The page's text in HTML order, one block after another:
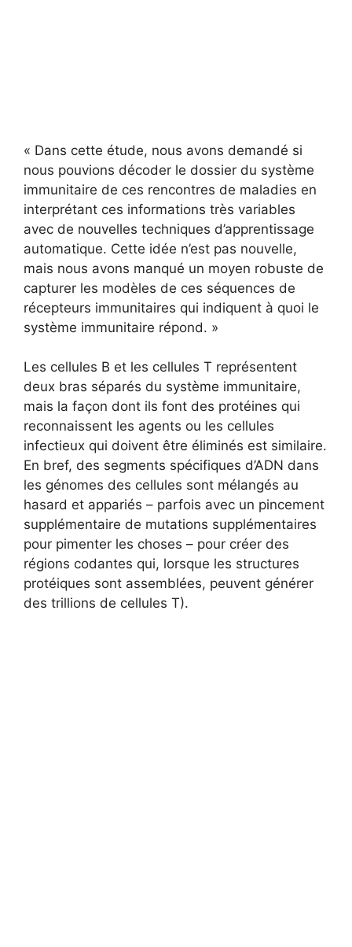
« Dans cette étude, nous avons demandé si
nous pouvions décoder le dossier du système
immunitaire de ces rencontres de maladies en
interprétant ces informations très variables
avec de nouvelles techniques d’apprentissage
automatique. Cette idée n’est pas nouvelle,
mais nous avons manqué un moyen robuste de
capturer les modèles de ces séquences de
récepteurs immunitaires qui indiquent à quoi le
système immunitaire répond. »
Les cellules B et les cellules T représentent
deux bras séparés du système immunitaire,
mais la façon dont ils font des protéines qui
reconnaissent les agents ou les cellules
infectieux qui doivent être éliminés est similaire.
En bref, des segments spécifiques d’ADN dans
les génomes des cellules sont mélangés au
hasard et appariés – parfois avec un pincement
supplémentaire de mutations supplémentaires
pour pimenter les choses – pour créer des
régions codantes qui, lorsque les structures
protéiques sont assemblées, peuvent générer
des trillions de cellules T).